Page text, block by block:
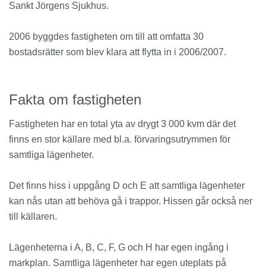
Sankt Jörgens Sjukhus.
2006 byggdes fastigheten om till att omfatta 30
bostadsrätter som blev klara att flytta in i 2006/2007.
Fakta om fastigheten
Fastigheten har en total yta av drygt 3 000 kvm där det
finns en stor källare med bl.a. förvaringsutrymmen för
samtliga lägenheter.
Det finns hiss i uppgång D och E att samtliga lägenheter
kan nås utan att behöva gå i trappor. Hissen går också ner
till källaren.
Lägenheterna i A, B, C, F, G och H har egen ingång i
markplan. Samtliga lägenheter har egen uteplats på